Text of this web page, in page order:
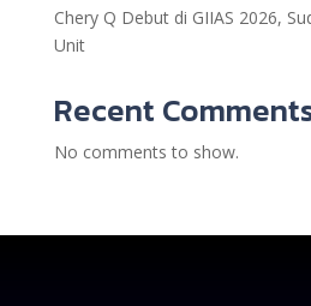
Chery Q Debut di GIIAS 2026,
Unit
Recent
No comments to show.